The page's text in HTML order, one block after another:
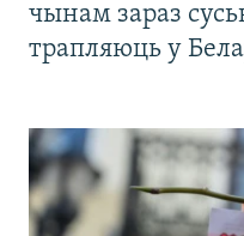
чынам зараз
трапляюць у